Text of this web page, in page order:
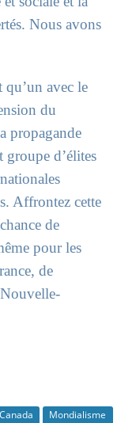
Nous avons
avec le
du
propagande
groupe d’élites
Affrontez cette
de
pour les
de
Canada
Mondialisme